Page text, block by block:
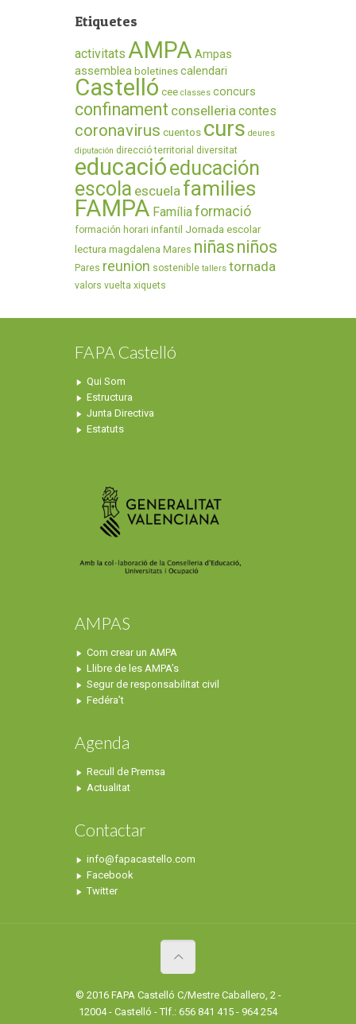
Etiquetes
activitats AMPA Ampas
assemblea boletines calendari
Castelló cee classes concurs
confinament conselleriacontes
coronavirus cuentos curs deures
diputación direcció territorial diversitat
educacióeducación
escola escuela families
FAMPA Famíliaformació
formación horari infantil Jornada escolar
lectura magdalena Mares niñas niños
Pares reunion sostenible tallers tornada
valors vuelta xiquets
FAPA Castelló
Qui Som
Estructura
Junta Directiva
Estatuts
AMPAS
Com crear un AMPA
Llibre de les AMPA’s
Segur de responsabilitat civil
Fedéra’t
Agenda
Recull de Premsa
Actualitat
Contactar
info@fapacastello.com
Facebook
Twitter
© 2016 FAPA Castelló C/Mestre Caballero, 2 -
12004 - Castelló - Tlf.: 656 841 415 - 964 254